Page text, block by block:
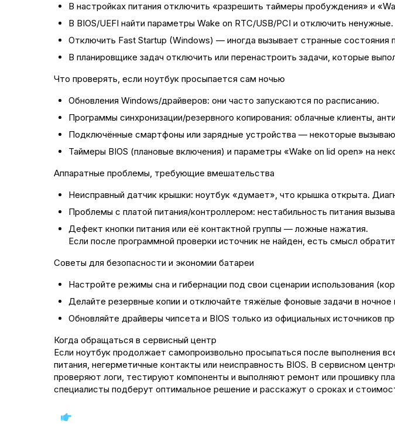
В настройках питания отключить «разрешить таймеры пробуждения» и
В BIOS/UEFI найти параметры Wake on RTC/USB/PCI и отключить ненужные.
Отключить Fast Startup (Windows) — иногда вызывает странные состояния
В планировщике задач отключить или перенастроить задачи, которые
Что проверять, если ноутбук просыпается сам ночью
Обновления Windows/драйверов: они часто запускаются по расписанию.
Программы синхронизации/резервного копирования: облачные клиенты,
Подключённые смартфоны или зарядные устройства — некоторые
Таймеры BIOS (плановые включения) и параметры «Wake on lid open» на
Аппаратные проблемы, требующие вмешательства
Неисправный датчик крышки: ноутбук «думает», что крышка открыта.
Проблемы с платой питания/контроллером: нестабильность питания
Дефект кнопки питания или её контактной группы — ложные нажатия.
Если после программной проверки источник не найден, есть смысл
Советы для безопасности и экономии батареи
Настройте режимы сна и гибернации под свои сценарии использования
Делайте резервные копии и отключайте тяжёлые фоновые задачи в ночное
Обновляйте драйверы чипсета и BIOS только из официальных источников
Когда обращаться в сервисный центр
Если ноутбук продолжает самопроизвольно просыпаться после выполнения
питания, негерметичные контакты или неисправность BIOS. В сервисном
проверяют логи, тестируют компоненты и выполняют ремонт или прошивку
специалисты подберут оптимальное решение и расскажут о сроках и